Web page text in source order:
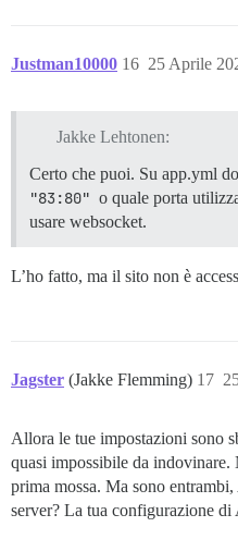
Justman10000 25 Aprile
16
Jakke Lehtonen:
Certo che puoi. Su app.yml
"83:80" o quale porta
usare websocket.
L’ho fatto, ma il sito non è
Jagster (Jakke Flemming) 17
Allora le tue impostazioni sono
quasi impossibile da indovinare.
prima mossa. Ma sono
server? La tua configurazione di